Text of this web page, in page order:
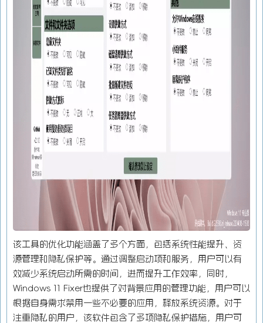
该工具的优化功能涵盖了多个方面，包括系统性能提升、资
源管理和隐私保护等。通过调整启动项和服务，用户可以有
效减少系统启动所需的时间，进而提升工作效率，同时，
Windows 11 Fixer也提供了对背景应用的管理功能，用户可以
根据自身需求禁用一些不必要的应用，释放系统资源。对于
注重隐私的用户，该软件包含了多项隐私保护措施，用户可